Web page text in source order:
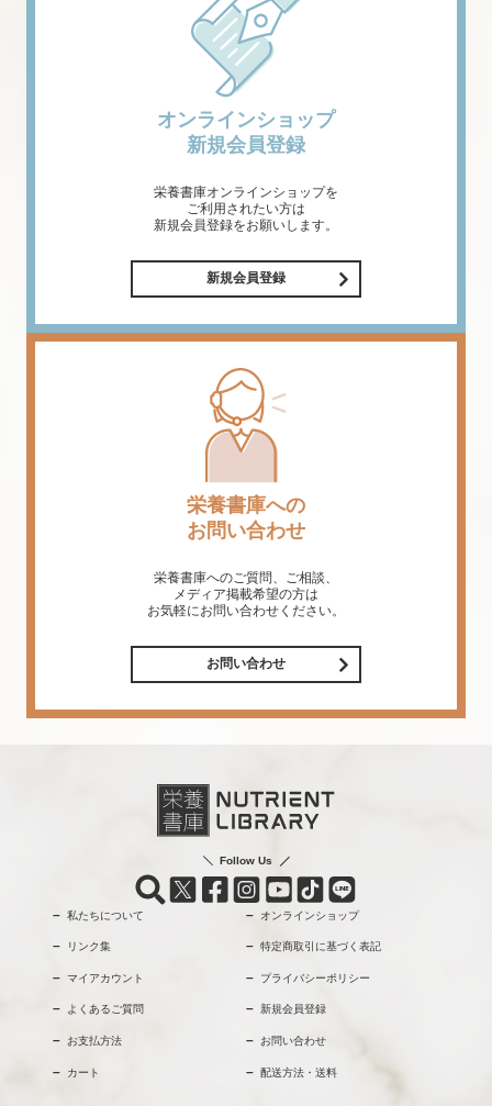
オンラインショップ
新規会員登録
栄養書庫オンラインショップを
ご利用されたい方は
新規会員登録をお願いします。
新規会員登録
栄養書庫への
お問い合わせ
栄養書庫へのご質問、ご相談、
メディア掲載希望の方は
お気軽にお問い合わせください。
お問い合わせ
Follow Us
私たちについて オンラインショップ
リンク集 特定商取引に基づく表記
マイアカウント プライバシーポリシー
よくあるご質問 新規会員登録
お支払方法 お問い合わせ
カート 配送方法・送料